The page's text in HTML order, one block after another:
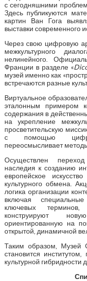
с сегодняшними
Здесь публикуются
картин Ван Гога
выставки современного
Через свою цифровую
межкультурного
нелинейного.
Франции в разделе «
музей именно как
встречаются разные
Виртуальное
эталонным примером
содержания в
на укрепление
просветительскую
с помощью
переосмысливает
Осуществлен
наследия к созданию
европейское
культурного обмена.
логика организации
включая
ключевых терминов,
конструируют
ориентированную на
открытой, динамичной
Таким образом,
становится
культурной гибридности